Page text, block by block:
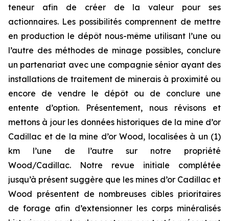
teneur afin de créer de la valeur pour ses
actionnaires. Les possibilités comprennent de mettre
en production le dépôt nous-même utilisant l’une ou
l’autre des méthodes de minage possibles, conclure
un partenariat avec une compagnie sénior ayant des
installations de traitement de minerais à proximité ou
encore de vendre le dépôt ou de conclure une
entente d’option. Présentement, nous révisons et
mettons à jour les données historiques de la mine d’or
Cadillac et de la mine d’or Wood, localisées à un (1)
km l’une de l’autre sur notre propriété
Wood/Cadillac. Notre revue initiale complétée
jusqu’à présent suggère que les mines d’or Cadillac et
Wood présentent de nombreuses cibles prioritaires
de forage afin d’extensionner les corps minéralisés